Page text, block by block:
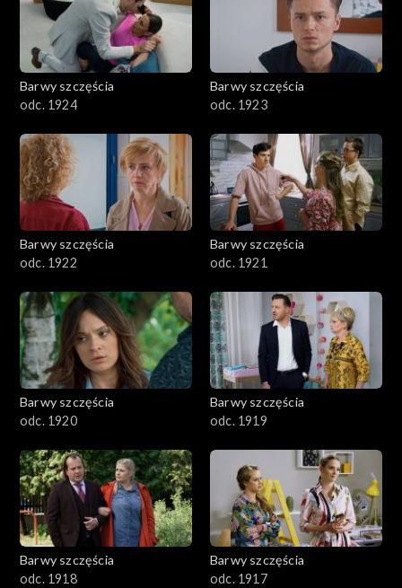
Barwy szczęścia
odc. 1924
Barwy szczęścia
odc. 1923
Barwy szczęścia
odc. 1922
Barwy szczęścia
odc. 1921
Barwy szczęścia
odc. 1920
Barwy szczęścia
odc. 1919
Barwy szczęścia
odc. 1918
Barwy szczęścia
odc. 1917